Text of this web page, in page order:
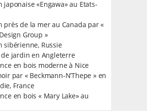
japonaise «Engawa» au Etats-
près de la mer au Canada par «
Group »
sibérienne, Russie
jardin en Angleterre
en bois moderne à Nice
par « Beckmann-N’Thepe » en
France
en bois « Mary Lake» au